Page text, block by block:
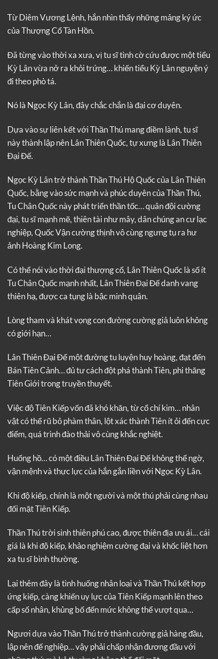
Từ Diêm Vương Lệnh, hắn nhìn thấy những mảng ký ức
của Thượng Cổ Tàn Hồn.
Đã từng vào thời xa xưa, vị tu sĩ tình cờ cứu được một tiểu
Kỳ Lân vừa nở ra khỏi trứng… khiến tiểu Kỳ Lân nguyện ý
đi theo phò tá.
Nó là Ngọc Kỳ Lân, đây chắc chắn là đại cơ duyên.
Dựa vào sự liên kết với Thần Thú mang điềm lành, tu sĩ
này thành lập nên Lân Thiên Quốc, tự xưng là Lân Thiên
Đại Đế.
Ngọc Kỳ Lân trở thành Thần Thú Hộ Quốc của Lân Thiên
Quốc, bằng vào sức mạnh và phúc duyên của Thần Thú,
Tu Chân Quốc này phát triển thần tốc… quân đội cường
đại, tu sĩ mạnh mẽ, thiên tài như mây, dân chúng an cư lạc
nghiệp, Quốc Vận cường thịnh vô cùng ngưng tụ ra hư
ảnh Hoàng Kim Long.
Có thể nói vào thời đại thượng cổ, Lân Thiên Quốc là số ít
Tu Chân Quốc mạnh nhất, Lân Thiên Đại Đế danh vang
thiên hạ, được ca tụng là bậc minh quân.
Lòng tham và khát vọng con đường cường giả luôn không
có giới hạn…
Lân Thiên Đại Đế một đường tu luyện huy hoàng, đạt đến
Bán Tiên Cảnh… đủ tư cách đột phá thành Tiên, phi thăng
Tiên Giới trong truyền thuyết.
Việc độ Tiên Kiếp vốn đã khó khăn, từ cổ chí kim… nhân
vật có thể rũ bỏ phàm thân, lột xác thành Tiên ít ỏi đến cực
điểm, quá trình đào thải vô cùng khắc nghiệt.
Huống hồ… có một điều Lân Thiên Đại Đế không thể ngờ,
vận mệnh và thực lực của hắn gắn liền với Ngọc Kỳ Lân.
Khi độ kiếp, chính là một người và một thú phải cùng nhau
đối mặt Tiên Kiếp.
Thần Thú trời sinh thiên phú cao, được thiên địa ưu ái… cái
giá là khi độ kiếp, khảo nghiệm cường đại và khốc liệt hơn
xa tu sĩ bình thường.
Lại thêm đây là tình huống nhân loại và Thần Thú kết hợp
ứng kiếp, càng khiến uy lực của Tiên Kiếp mạnh lên theo
cấp số nhân, khủng bố đến mức không thể vượt qua…
Ngươi dựa vào Thần Thú trở thành cường giả hàng đầu,
lập nên đế nghiệp… vậy phải chấp nhận đương đầu với